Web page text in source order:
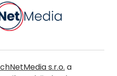
s.r.o. a